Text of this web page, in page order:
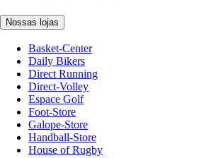
Nossas lojas
Basket-Center
Daily Bikers
Direct Running
Direct-Volley
Espace Golf
Foot-Store
Galope-Store
Handball-Store
House of Rugby